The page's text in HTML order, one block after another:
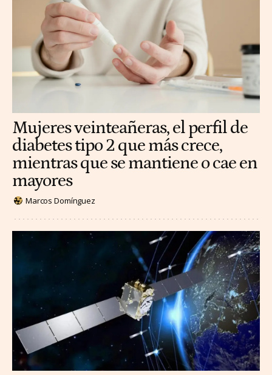
Mujeres veinteañeras, el perfil de
diabetes tipo 2 que más crece,
mientras que se mantiene o cae en
mayores
Marcos Domínguez